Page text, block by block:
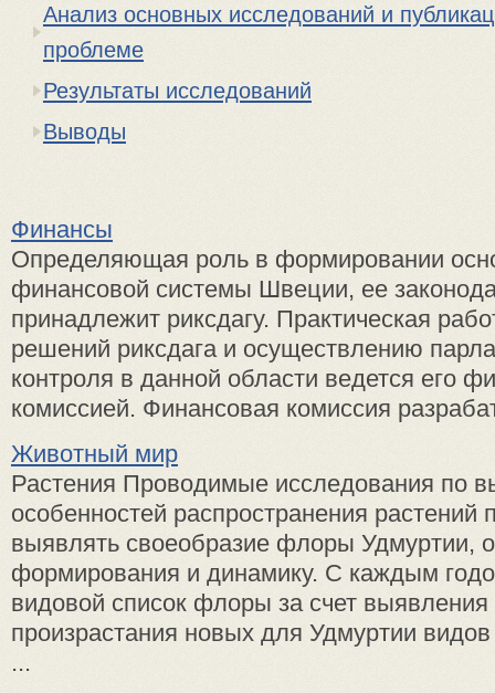
Анализ основных исследований и
проблеме
Результаты исследований
Выводы
Финансы
Определяющая роль в формировании
финансовой системы Швеции, ее
принадлежит риксдагу. Практическая
решений риксдага и осуществлению
контроля в данной области ведется его
комиссией. Финансовая комиссия
Животный мир
Растения Проводимые исследования по
особенностей распространения растений
выявлять своеобразие флоры Удмуртии,
формирования и динамику. С каждым
видовой список флоры за счет выявления
произрастания новых для Удмуртии
...